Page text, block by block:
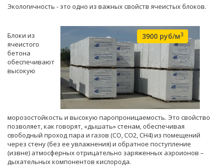
Экологичность - это одно из важных свойств ячеистых блоков.
3900 руб/м3
Блоки из
ячеистого
бетона
обеспечивают
высокую
морозостойкость и высокую паропроницаемость. Это свойство
позволяет, как говорят, «дышать» стенам, обеспечивая
свободный проход пара и газов (CO, CO2, CH4) из помещений
через стену (без ее увлажнения) и обратное поступление
(извне) атмосферных отрицательно заряженных аэроионов –
дыхательных компонентов кислорода.